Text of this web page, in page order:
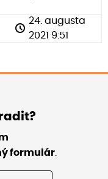
24. augusta
2021 9:51
formulár